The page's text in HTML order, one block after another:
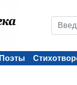
Поэты